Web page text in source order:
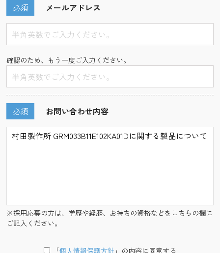
メールアドレス
必須
確認のため、もう一度ご入力ください。
お問い合わせ内容
必須
※採用応募の方は、学歴や経歴、お持ちの資格などをこちらの欄に
ご記入ください。
「個⼈情報保護⽅針 」の内容に同意する